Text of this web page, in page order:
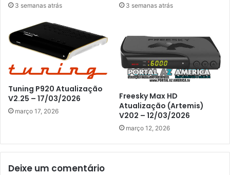
3 semanas atrás 3 semanas atrás
Tuning P920 Atualização
V2.25 – 17/03/2026
março 17, 2026
Freesky Max HD
Atualização (Artemis)
V202 – 12/03/2026
março 12, 2026
Deixe um comentário